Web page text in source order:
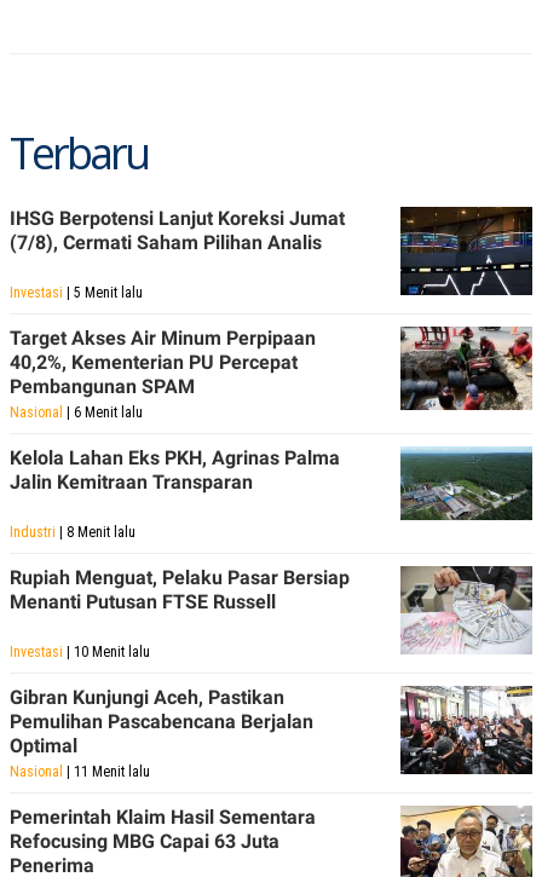
E
T
T
E
E
P
P
R
A
D
E
T
I
S
I
N
K
G
D
A
.
I
SITEMAPPROFILETERM
PEMBERITAAN
SIBER
PRIVACY
Terbaru
IHSG Berpotensi Lanjut Koreksi Jumat
(7/8), Cermati Saham Pilihan Analis
Investasi | 5 Menit lalu
Target Akses Air Minum Perpipaan
40,2%, Kementerian PU Percepat
Pembangunan SPAM
Nasional | 6 Menit lalu
Kelola Lahan Eks PKH, Agrinas Palma
Jalin Kemitraan Transparan
Industri | 8 Menit lalu
Rupiah Menguat, Pelaku Pasar Bersiap
Menanti Putusan FTSE Russell
Investasi | 10 Menit lalu
Gibran Kunjungi Aceh, Pastikan
Pemulihan Pascabencana Berjalan
Optimal
Nasional | 11 Menit lalu
Pemerintah Klaim Hasil Sementara
Refocusing MBG Capai 63 Juta
Penerima